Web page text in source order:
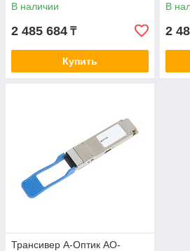
В наличии
2 485 684 ₸
Купить
В
2
Трансивер А-Оптик AO-